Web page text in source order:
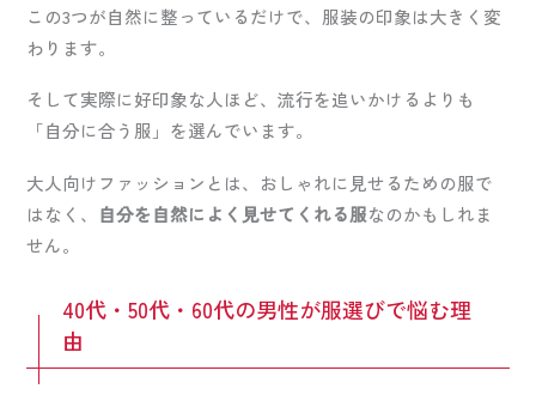
この3つが自然に整っているだけで、服装の印象は大きく変
わります。
そして実際に好印象な人ほど、流行を追いかけるよりも
「自分に合う服」を選んでいます。
大人向けファッションとは、おしゃれに見せるための服で
はなく、 自分を自然によく見せてくれる服なのかもしれま
せん。
40代・50代・60代の男性が服選びで悩む理
由